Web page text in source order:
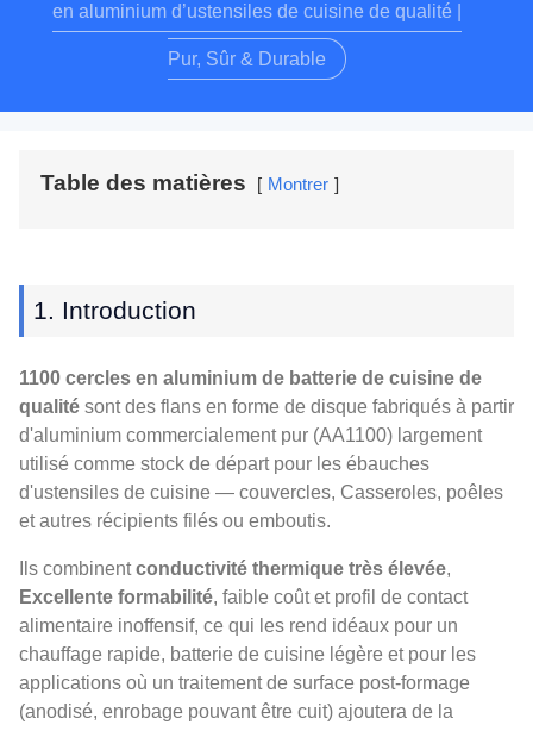
en aluminium d’ustensiles de cuisine de qualité |
Pur, Sûr & Durable
Table des matières Montrer
1. Introduction
1100 cercles en aluminium de batterie de cuisine de
qualité sont des flans en forme de disque fabriqués à partir
d'aluminium commercialement pur (AA1100) largement
utilisé comme stock de départ pour les ébauches
d'ustensiles de cuisine — couvercles, Casseroles, poêles
et autres récipients filés ou emboutis.
Ils combinentconductivité thermique très élevée,
Excellente formabilité, faible coût et profil de contact
alimentaire inoffensif, ce qui les rend idéaux pour un
chauffage rapide, batterie de cuisine légère et pour les
applications où un traitement de surface post-formage
(anodisé, enrobage pouvant être cuit) ajoutera de la